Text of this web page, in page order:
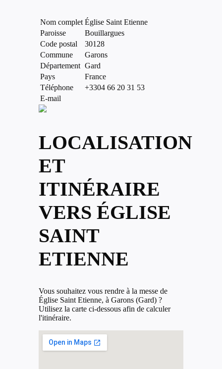
Nom complet Église Saint Etienne
Paroisse
Bouillargues
Code postal
30128
Commune
Garons
Département Gard
Pays
France
Téléphone
+3304 66 20 31 53
E-mail
LOCALISATION
ET
ITINÉRAIRE
VERS ÉGLISE
SAINT
ETIENNE
Vous souhaitez vous rendre à la messe de
Église Saint Etienne, à Garons (Gard) ?
Utilisez la carte ci-dessous afin de calculer
l'itinéraire.